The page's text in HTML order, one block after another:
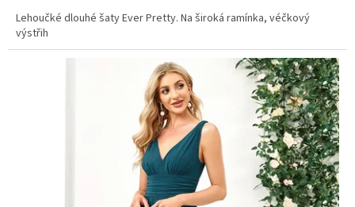
Lehoučké dlouhé šaty Ever Pretty. Na široká ramínka, véčkový
výstřih